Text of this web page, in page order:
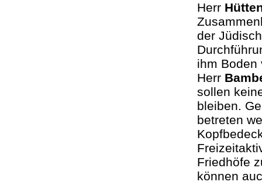
Herr
der
ihm Boden
Herr
sollen
bleiben.
betreten
Friedhöfe
können